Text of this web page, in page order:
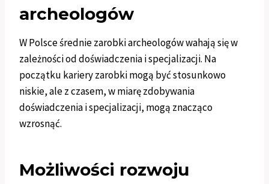
archeologów
W Polsce średnie zarobki archeologów wahają się w
zależności od doświadczenia i specjalizacji. Na
początku kariery zarobki mogą być stosunkowo
niskie, ale z czasem, w miarę zdobywania
doświadczenia i specjalizacji, mogą znacząco
wzrosnąć.
Możliwości rozwoju